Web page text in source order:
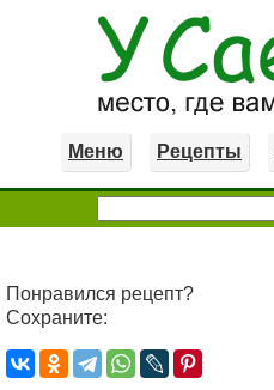
Меню Рецепты
Понравился рецепт?
Сохраните: